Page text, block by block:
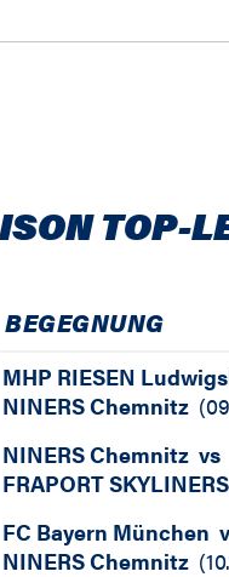
TOP-
BEGEGNUNG
MHP RIESEN
NINERS Chemnitz (
NINERS Chemnitz vs
FRAPORT SKYLINERS
FC Bayern München
NINERS Chemnitz (